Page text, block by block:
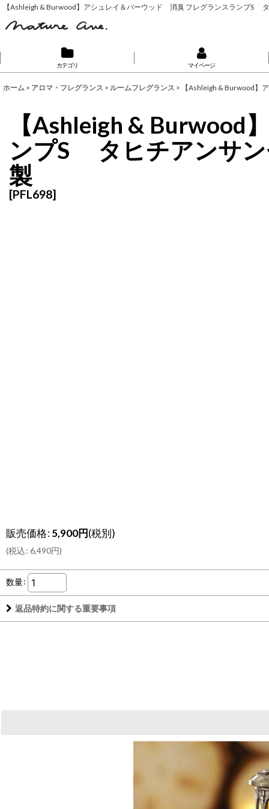
【Ashleigh & Burwood】アシュレイ＆バーウッド 消臭 フレグランスランプS
カテゴリ マイページ
ホーム > アロマ・フレグランス > ルームフレグランス > 【Ashleigh & Burwood
【Ashleigh &
ンプS タヒチアンサ
製
[PFL698]
販売価格:5,900円(税別)
(税込: 6,490円)
数量:
返品特約に関する重要事項